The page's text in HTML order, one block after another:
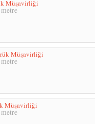
Müşavirliği
Müşavirliği
Müşavirliği